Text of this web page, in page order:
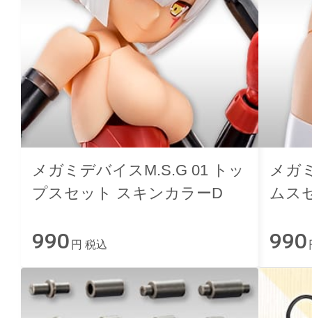
メガミデバイスM.S.G 01 トッ
プスセット スキンカラーD
990 円 税込
メガ
ムス
990